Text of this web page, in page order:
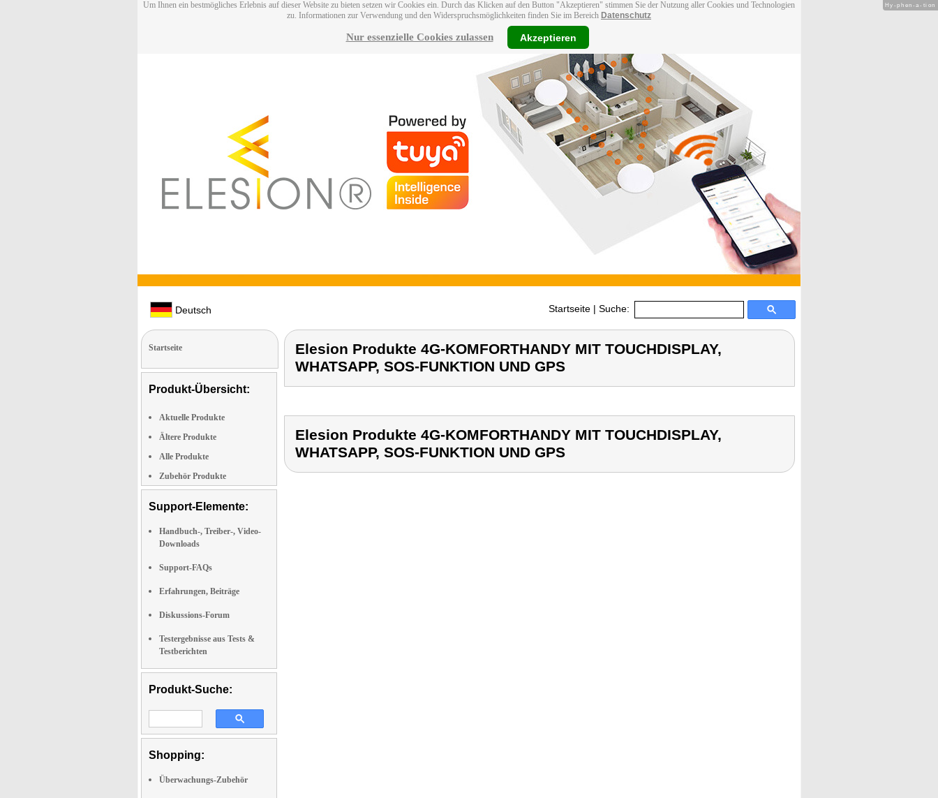
Um Ihnen ein bestmögliches Erlebnis auf dieser Website zu bieten setzen wir Cookies ein. Durch das Klicken auf den Button "Akzeptieren" stimmen Sie der Nutzung aller Cookies und Technologien
zu. Informationen zur Verwendung und den Widerspruchsmöglichkeiten finden Sie im Bereich Datenschutz
Nur essenzielle Cookies zulassen Akzeptieren
Deutsch Startseite | Suche:
Startseite
Produkt-Übersicht:
Aktuelle Produkte
Ältere Produkte
Alle Produkte
Zubehör Produkte
Support-Elemente:
Handbuch-, Treiber-, Video-
Downloads
Support-FAQs
Erfahrungen, Beiträge
Diskussions-Forum
Testergebnisse aus Tests &
Testberichten
Produkt-Suche:
Shopping:
Überwachungs-Zubehör
Elesion Produkte 4G-KOMFORTHANDY MIT TOUCHDISPLAY,
WHATSAPP, SOS-FUNKTION UND GPS
Elesion Produkte 4G-KOMFORTHANDY MIT TOUCHDISPLAY,
WHATSAPP, SOS-FUNKTION UND GPS
Hy-phen-a-tion